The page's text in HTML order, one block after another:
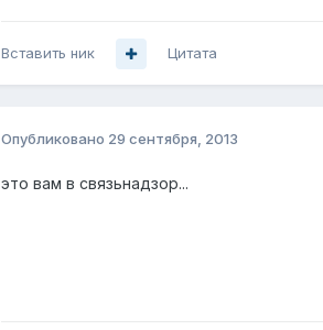
Вставить ник Цитата
Опубликовано 29 сентября, 2013
это вам в связьнадзор...